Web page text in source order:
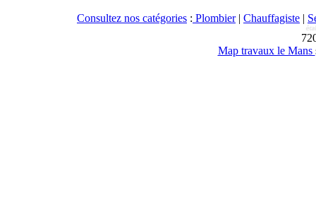
Consultez nos catégories : Plombier| Chauffagiste |
Map travaux le Mans